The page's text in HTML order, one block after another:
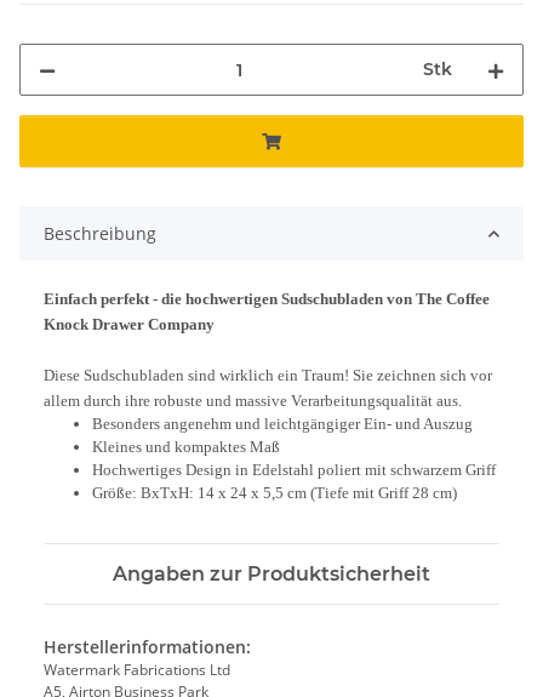
Stk
Beschreibung
Einfach perfekt - die hochwertigen Sudschubladen von The Coffee
Knock Drawer Company
Diese Sudschubladen sind wirklich ein Traum! Sie zeichnen sich vor
allem durch ihre robuste und massive Verarbeitungsqualität aus.
Besonders angenehm und leichtgängiger Ein- und Auszug
Kleines und kompaktes Maß
Hochwertiges Design in Edelstahl poliert mit schwarzem Griff
Größe: BxTxH: 14 x 24 x 5,5 cm (Tiefe mit Griff 28 cm)
Angaben zur Produktsicherheit
Herstellerinformationen:
Watermark Fabrications Ltd
A5, Airton Business Park